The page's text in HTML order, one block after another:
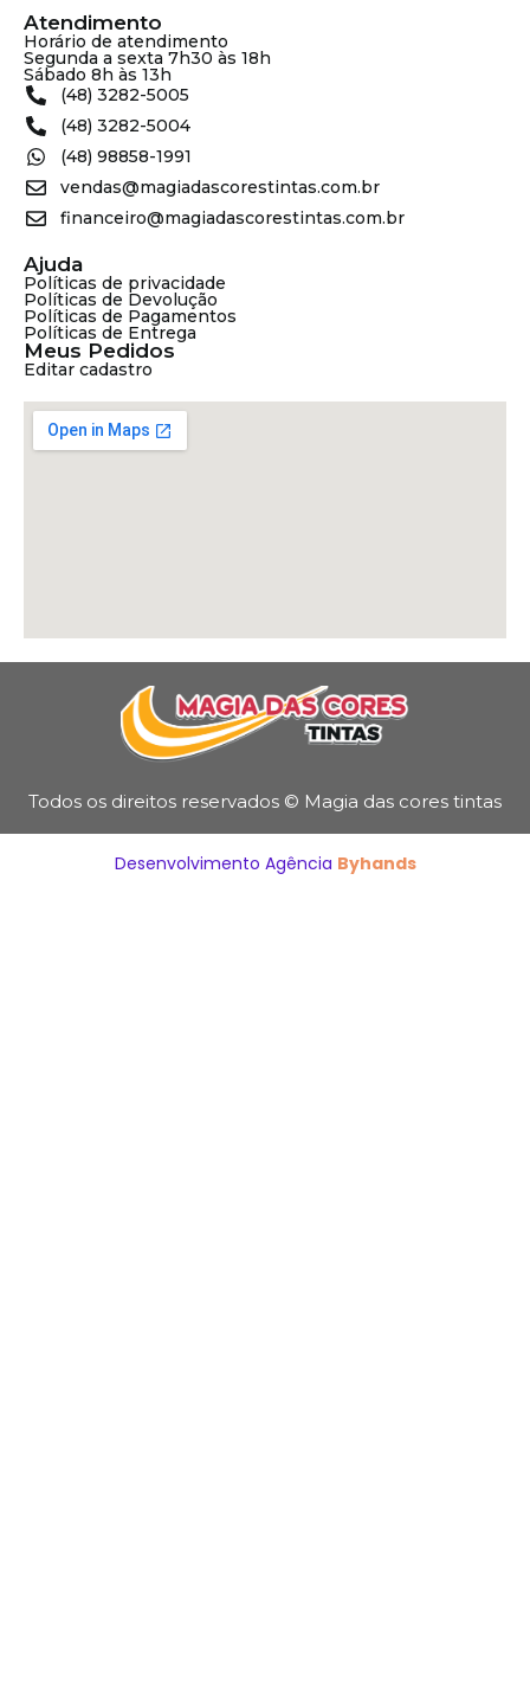
Atendimento
Horário de atendimento
Segunda a sexta 7h30 às 18h
Sábado 8h às 13h
(48) 3282-5005
(48) 3282-5004
(48) 98858-1991
vendas@magiadascorestintas.com.br
financeiro@magiadascorestintas.com.br
Ajuda
Políticas de privacidade
Políticas de Devolução
Políticas de Pagamentos
Políticas de Entrega
Meus Pedidos
Editar cadastro
Todos os direitos reservados © Magia das cores tintas
Desenvolvimento Agência Byhands